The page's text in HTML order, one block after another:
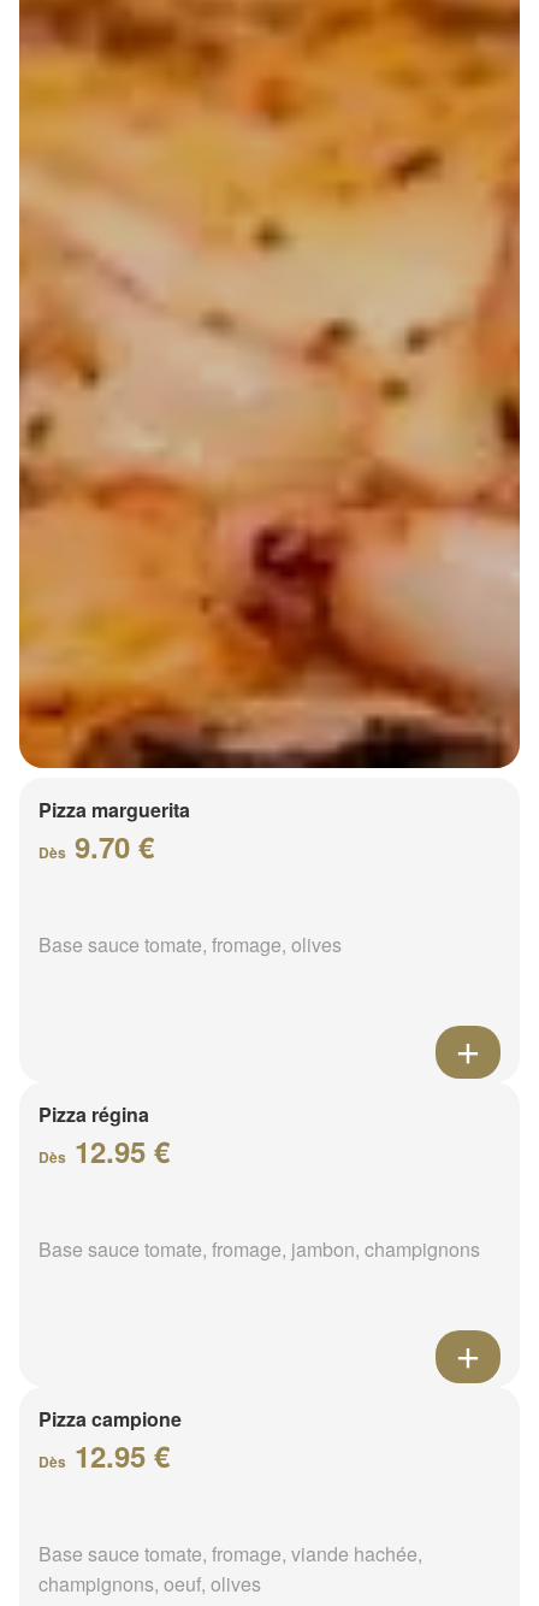
Pizza marguerita
Dès 9.70 €
Base sauce tomate, fromage, olives
Pizza régina
Dès 12.95 €
Base sauce tomate, fromage, jambon, champignons
Pizza campione
Dès 12.95 €
Base sauce tomate, fromage, viande hachée,
champignons, oeuf, olives